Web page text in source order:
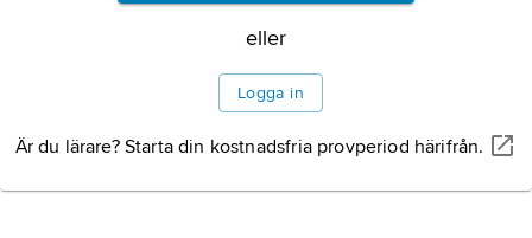
eller
Logga in
Är du lärare? Starta din kostnadsfria provperiod härifrån.